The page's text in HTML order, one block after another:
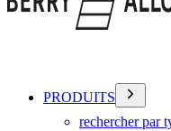
PRODUITS
rechercher par